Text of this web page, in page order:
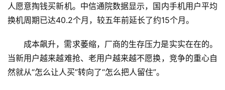
数
商
人愿意掏钱买新机。中信通院数据显示，国内手机用户平均
换机周期已达40.2个月，较五年前延长了约15个月。
成本飙升，需求萎缩，厂商的生存压力是实实在在的。
当新用户越来越难抢、老用户越来越不愿换，竞争的重心自
然就从“怎么让人买”转向了“怎么把人留住”。